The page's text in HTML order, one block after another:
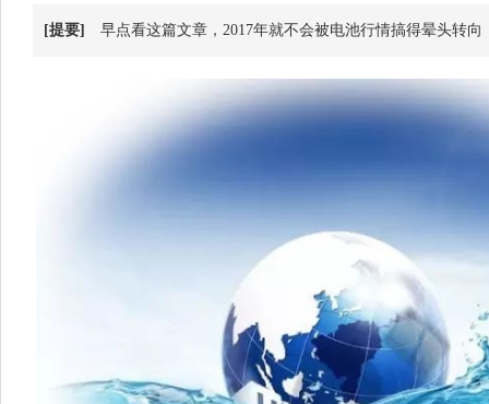
[提要] 早点看这篇文章，2017年就不会被电池行情搞得晕头转向